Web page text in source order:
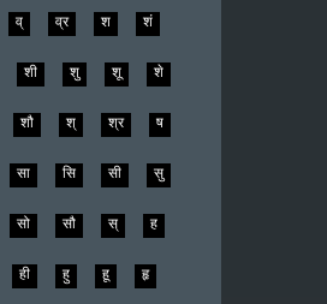
व् व्र श शं
शी शु शू शे
शौ श् श्र ष
सा सि सी सु
सो सौ स् ह
ही हु हू हृ